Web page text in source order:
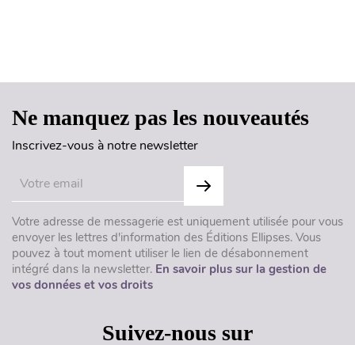
Ne manquez pas les nouveautés
Inscrivez-vous à notre newsletter
Votre adresse de messagerie est uniquement utilisée pour vous
envoyer les lettres d'information des Éditions Ellipses. Vous
pouvez à tout moment utiliser le lien de désabonnement
intégré dans la newsletter. En savoir plus sur la gestion de
vos données et vos droits
Suivez-nous sur